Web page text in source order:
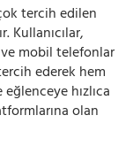
tercih edilen
Kullanıcılar,
mobil telefonlar
ederek hem
hızlıca
olan